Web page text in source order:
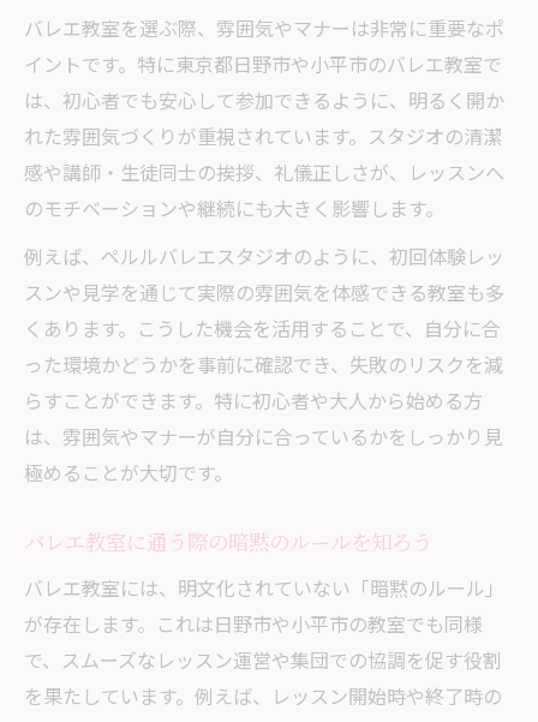
バレエ教室を選ぶ際、雰囲気やマナーは非常に重要なポ
イントです。特に東京都日野市や小平市のバレエ教室で
は、初心者でも安心して参加できるように、明るく開か
れた雰囲気づくりが重視されています。スタジオの清潔
感や講師・生徒同士の挨拶、礼儀正しさが、レッスンへ
のモチベーションや継続にも大きく影響します。
例えば、ペルルバレエスタジオのように、初回体験レッ
スンや見学を通じて実際の雰囲気を体感できる教室も多
くあります。こうした機会を活用することで、自分に合
った環境かどうかを事前に確認でき、失敗のリスクを減
らすことができます。特に初心者や大人から始める方
は、雰囲気やマナーが自分に合っているかをしっかり見
極めることが大切です。
バレエ教室に通う際の暗黙のルールを知ろう
バレエ教室には、明文化されていない「暗黙のルール」
が存在します。これは日野市や小平市の教室でも同様
で、スムーズなレッスン運営や集団での協調を促す役割
を果たしています。例えば、レッスン開始時や終了時の